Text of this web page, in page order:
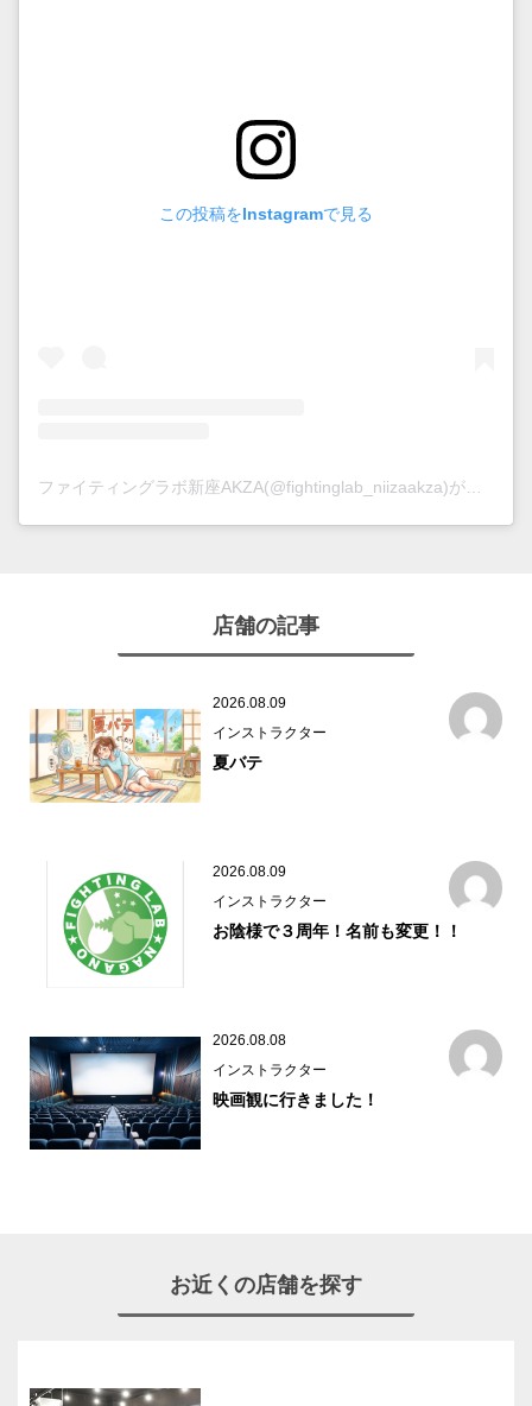
この投稿をInstagramで見る
店舗の記事
2026.08.09
インストラクター
夏バテ
2026.08.09
インストラクター
お陰様で３周年！名前も変更！！
2026.08.08
インストラクター
映画観に行きました！
お近くの店舗を探す